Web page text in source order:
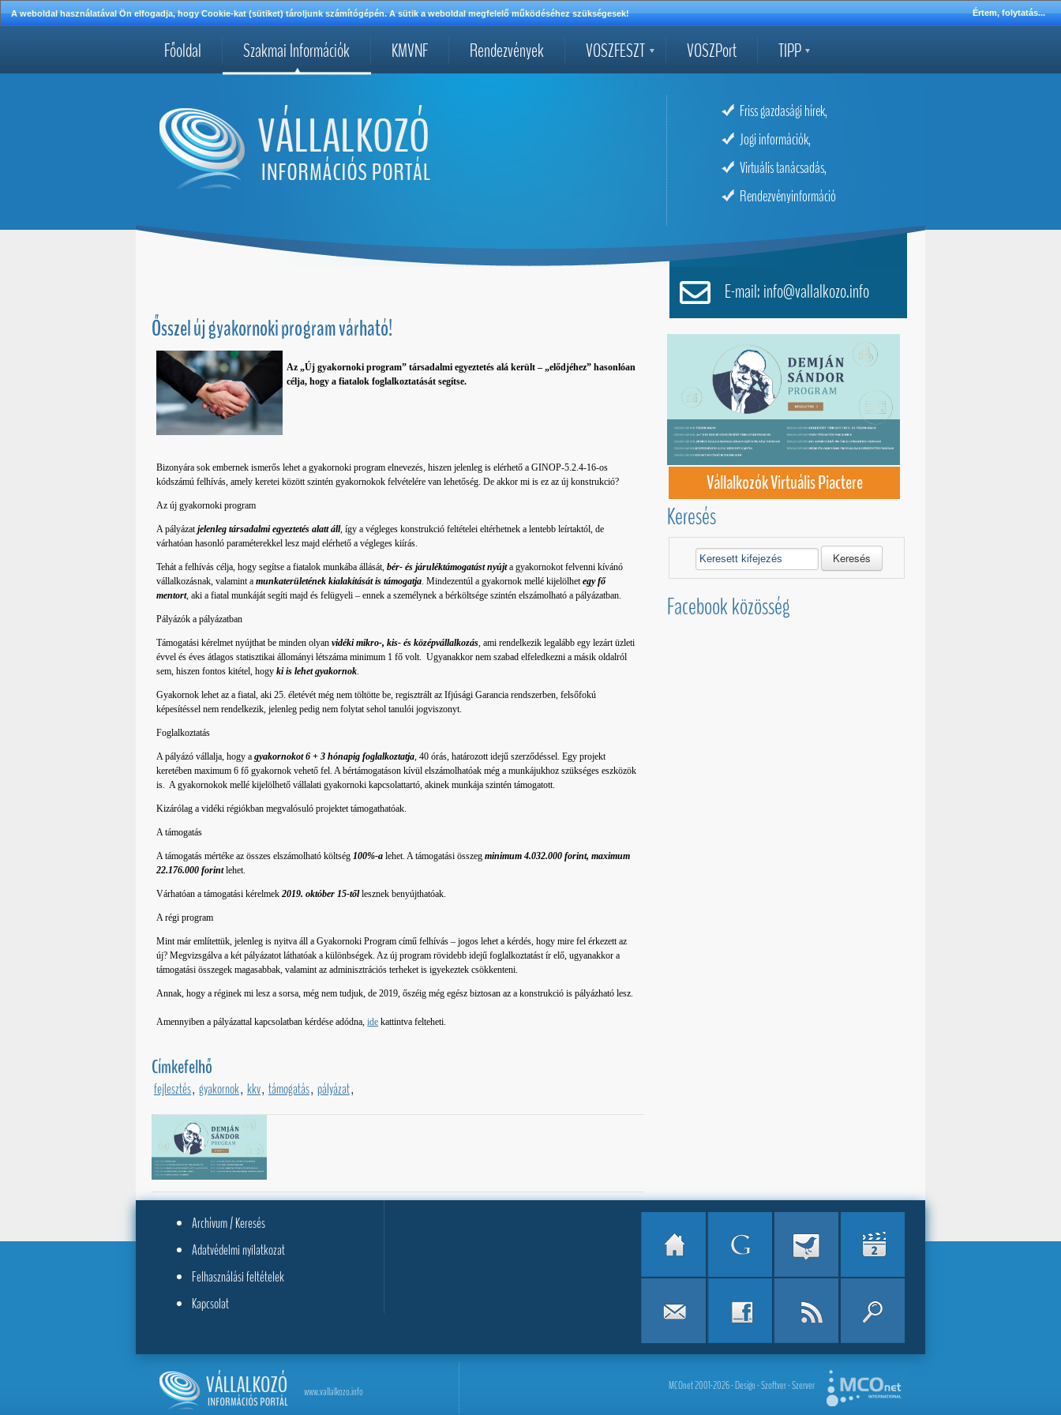
A weboldal használatával Ön elfogadja, hogy Cookie-kat (sütiket) tároljunk számítógépén. A sütik a weboldal megfelelő működéséhez szükségesek! Értem, folytatás...
Főoldal Szakmai Információk KMVNF Rendezvények VOSZFESZT VOSZPort TIPP
Friss gazdasági hírek,
Jogi információk,
Virtuális tanácsadás,
Rendezvényinformáció
Ősszel új gyakornoki program várható!
Az „Új gyakornoki program” társadalmi egyeztetés alá került – „elődjéhez” hasonlóan
célja, hogy a fiatalok foglalkoztatását segítse.
Bizonyára sok embernek ismerős lehet a gyakornoki program elnevezés, hiszen jelenleg is elérhető a GINOP-5.2.4-16-os
kódszámú felhívás, amely keretei között szintén gyakornokok felvételére van lehetőség. De akkor mi is ez az új konstrukció?
Az új gyakornoki program
A pályázatjelenleg társadalmi egyeztetés alatt áll, így a végleges konstrukció feltételei eltérhetnek a lentebb leírtaktól, de
várhatóan hasonló paraméterekkel lesz majd elérhető a végleges kiírás.
Tehát a felhívás célja, hogy segítse a fiatalok munkába állását,bér- és járuléktámogatást nyújta gyakornokot felvenni kívánó
vállalkozásnak, valamint amunkaterületének kialakítását is támogatja . Mindezentúl a gyakornok mellé kijelölhetegy fő
mentort, aki a fiatal munkáját segíti majd és felügyeli – ennek a személynek a bérköltsége szintén elszámolható a pályázatban.
Pályázók a pályázatban
Támogatási kérelmet nyújthat be minden olyanvidéki mikro-, kis- és középvállalkozás , ami rendelkezik legalább egy lezárt üzleti
évvel és éves átlagos statisztikai állományi létszáma minimum 1 fő volt. Ugyanakkor nem szabad elfeledkezni a másik oldalról
sem, hiszen fontos kitétel, hogyki is lehet gyakornok
Gyakornok lehet az a fiatal, aki 25. életévét még nem töltötte be, regisztrált az Ifjúsági Garancia rendszerben, felsőfokú
képesítéssel nem rendelkezik, jelenleg pedig nem folytat sehol tanulói jogviszonyt.
Foglalkoztatás
A pályázó vállalja, hogy agyakornokot 6 + 3 hónapig foglalkoztatja , 40 órás, határozott idejű szerződéssel. Egy projekt
keretében maximum 6 fő gyakornok vehető fel. A bértámogatáson kívül elszámolhatóak még a munkájukhoz szükséges eszközök
is. A gyakornokok mellé kijelölhető vállalati gyakornoki kapcsolattartó, akinek munkája szintén támogatott.
Kizárólag a vidéki régiókban megvalósuló projektet támogathatóak.
A támogatás
A támogatás mértéke az összes elszámolható költség 100%-a lehet. A támogatási összegminimum 4.032.000 forint, maximum
22.176.000 forintlehet.
Várhatóan a támogatási kérelmek2019. október 15-tőllesznek benyújthatóak.
A régi program
Mint már említettük, jelenleg is nyitva áll a Gyakornoki Program című felhívás – jogos lehet a kérdés, hogy mire fel érkezett az
új? Megvizsgálva a két pályázatot láthatóak a különbségek. Az új program rövidebb idejű foglalkoztatást ír elő, ugyanakkor a
támogatási összegek magasabbak, valamint az adminisztrációs terheket is igyekeztek csökkenteni.
Annak, hogy a réginek mi lesz a sorsa, még nem tudjuk, de 2019, őszéig még egész biztosan az a konstrukció is pályázható lesz.
Amennyiben a pályázattal kapcsolatban kérdése adódna,ide kattintva felteheti.
Címkefelhő
fejlesztés, gyakornok, kkv, támogatás, pályázat,
E-mail: info@vallalkozo.info
Vállalkozók Virtuális Piactere
Keresés
Keresés
Facebook közösség
Archívum / Keresés
Adatvédelmi nyilatkozat
Felhasználási feltételek
Kapcsolat
www.vallalkozo.info MCOnet 2001-2026 - Design - Szoftver - Szerver